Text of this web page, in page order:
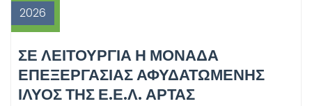
2026
ΣΕ ΛΕΙΤΟΥΡΓΊΑ Η ΜΟΝΆΔΑ
ΕΠΕΞΕΡΓΑΣΊΑΣ ΑΦΥΔΑΤΩΜΈΝΗΣ
ΙΛΎΟΣ ΤΗΣ Ε.Ε.Λ. ΑΡΤΑΣ